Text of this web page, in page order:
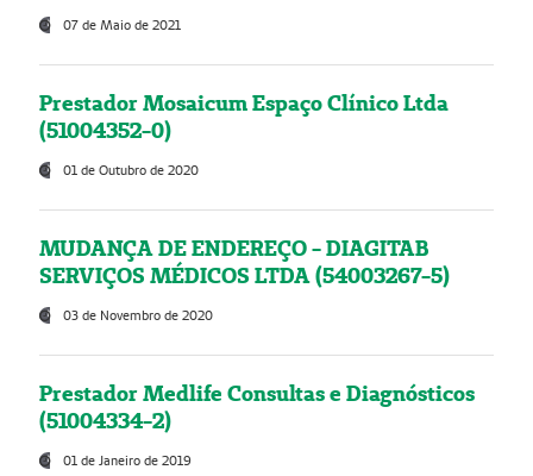
07 de Maio de 2021
Prestador Mosaicum Espaço Clínico Ltda
(51004352-0)
01 de Outubro de 2020
MUDANÇA DE ENDEREÇO - DIAGITAB
SERVIÇOS MÉDICOS LTDA (54003267-5)
03 de Novembro de 2020
Prestador Medlife Consultas e Diagnósticos
(51004334-2)
01 de Janeiro de 2019